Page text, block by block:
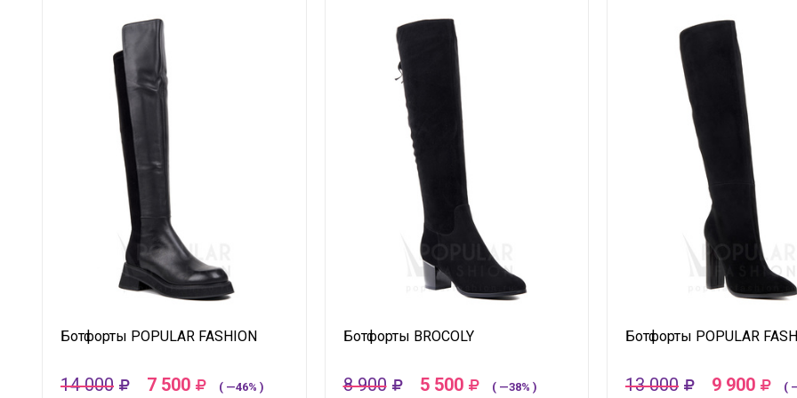
Ботфорты POPULAR FASHION
14 000 7 500 ( —46% )
Ботфорты BROCOLY
8 900 5 500 ( —38% )
Ботфорты POPULAR
13 000 9 900 (